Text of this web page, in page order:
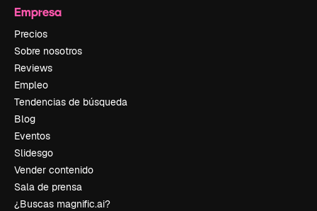
Empresa
Precios
Sobre nosotros
Reviews
Empleo
Tendencias de búsqueda
Blog
Eventos
Slidesgo
Vender contenido
Sala de prensa
¿Buscas magnific.ai?